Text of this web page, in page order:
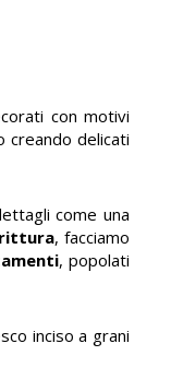
con motivi
creando delicati
come una
, facciamo
, popolati
inciso a grani